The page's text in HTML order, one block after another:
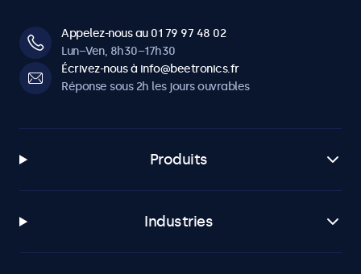
Appelez-nous au 01 79 97 48 02
Lun–Ven, 8h30–17h30
Écrivez-nous à info@beetronics.fr
Réponse sous 2h les jours ouvrables
Produits
Industries